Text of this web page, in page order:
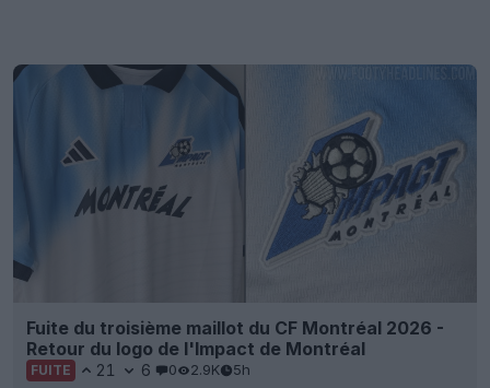
Fuite du troisième maillot du CF Montréal 2026 -
Retour du logo de l'Impact de Montréal
FUITE 21 6 0 2.9K 5h